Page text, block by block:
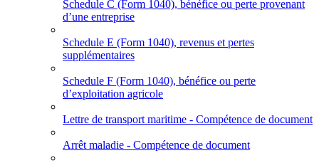
Schedule C (Form 1040), bénéfice ou perte provenant
d’une entreprise
Schedule E (Form 1040), revenus et pertes
supplémentaires
Schedule F (Form 1040), bénéfice ou perte
d’exploitation agricole
Lettre de transport maritime - Compétence de document
Arrêt maladie - Compétence de document